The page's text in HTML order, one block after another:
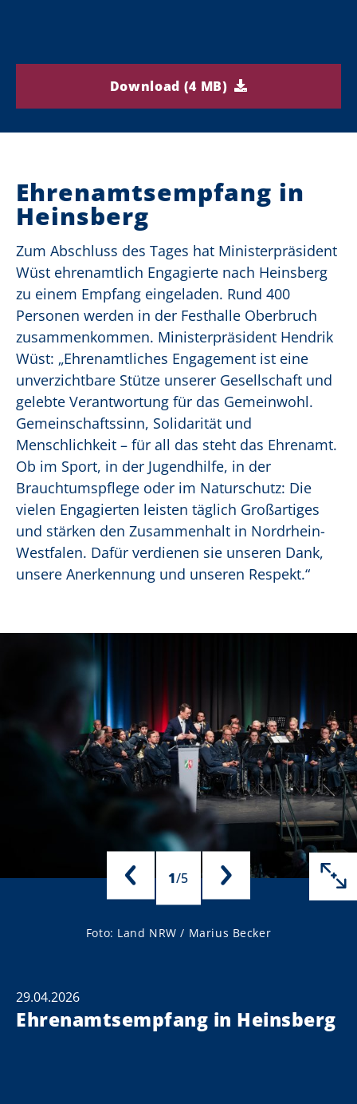
Download (4 MB)
Ehrenamtsempfang in
Heinsberg
Zum Abschluss des Tages hat Ministerpräsident
Wüst ehrenamtlich Engagierte nach Heinsberg
zu einem Empfang eingeladen. Rund 400
Personen werden in der Festhalle Oberbruch
zusammenkommen. Ministerpräsident Hendrik
Wüst: „Ehrenamtliches Engagement ist eine
unverzichtbare Stütze unserer Gesellschaft und
gelebte Verantwortung für das Gemeinwohl.
Gemeinschaftssinn, Solidarität und
Menschlichkeit – für all das steht das Ehrenamt.
Ob im Sport, in der Jugendhilfe, in der
Brauchtumspflege oder im Naturschutz: Die
vielen Engagierten leisten täglich Großartiges
und stärken den Zusammenhalt in Nordrhein-
Westfalen. Dafür verdienen sie unseren Dank,
unsere Anerkennung und unseren Respekt.“
1/5
Foto: Land NRW / Marius Becker
29.04.2026
Ehrenamtsempfang in Heinsberg